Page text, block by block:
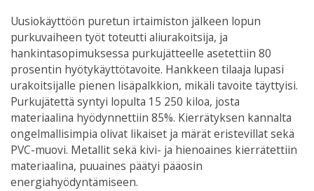
Uusiokäyttöön puretun irtaimiston jälkeen lopun
purkuvaiheen työt toteutti aliurakoitsija, ja
hankintasopimuksessa purkujätteelle asetettiin 80
prosentin hyötykäyttötavoite. Hankkeen tilaaja lupasi
urakoitsijalle pienen lisäpalkkion, mikäli tavoite täyttyisi.
Purkujätettä syntyi lopulta 15 250 kiloa, josta
materiaalina hyödynnettiin 85%. Kierrätyksen kannalta
ongelmallisimpia olivat likaiset ja märät eristevillat sekä
PVC-muovi. Metallit sekä kivi- ja hienoaines kierrätettiin
materiaalina, puuaines päätyi pääosin
energiahyödyntämiseen.